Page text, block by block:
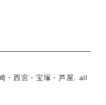
・西宮・宝塚・芦屋. all